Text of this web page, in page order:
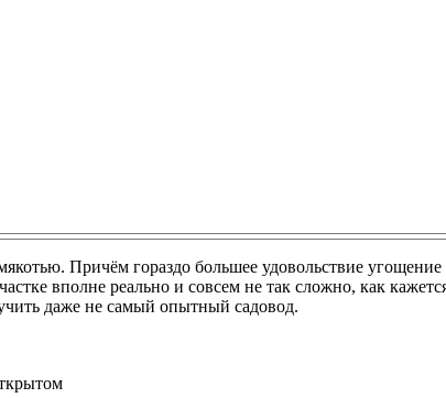
Причём гораздо большее удовольствие угощение
вполне реально и совсем не так сложно, как
даже не самый опытный садовод.